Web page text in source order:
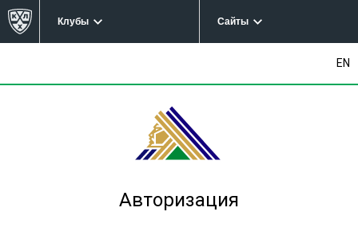
Клубы Сайты
EN
Авторизация